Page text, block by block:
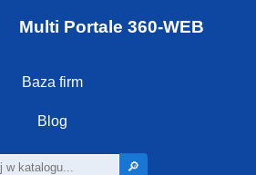
Multi Portale 360-WEB
Baza firm
Blog
🔎